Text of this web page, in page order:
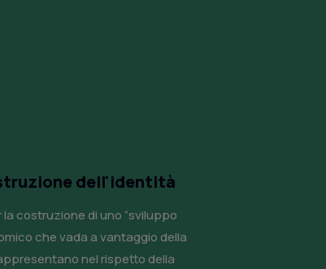
dell'identità
costruzione di uno “sviluppo
che vada a vantaggio della
nel rispetto della